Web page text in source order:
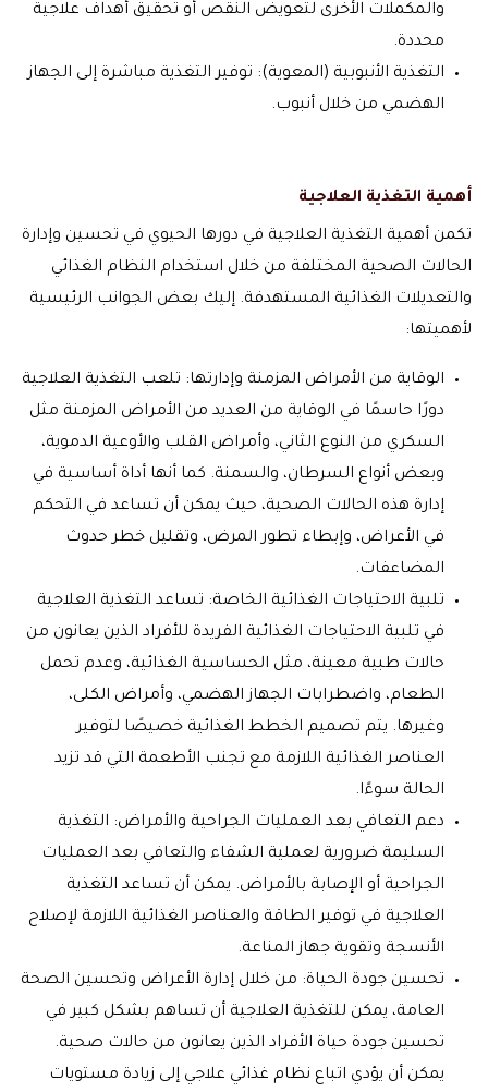
والمكملات الأخرى لتعويض النقص أو تحقيق أهداف علاجية
محددة.
التغذية الأنبوبية (المعوية): توفير التغذية مباشرة إلى الجهاز
الهضمي من خلال أنبوب.
أهمية التغذية العلاجية
تكمن أهمية التغذية العلاجية في دورها الحيوي في تحسين وإدارة
الحالات الصحية المختلفة من خلال استخدام النظام الغذائي
والتعديلات الغذائية المستهدفة. إليك بعض الجوانب الرئيسية
لأهميتها:
الوقاية من الأمراض المزمنة وإدارتها: تلعب التغذية العلاجية
دورًا حاسمًا في الوقاية من العديد من الأمراض المزمنة مثل
السكري من النوع الثاني، وأمراض القلب والأوعية الدموية،
وبعض أنواع السرطان، والسمنة. كما أنها أداة أساسية في
إدارة هذه الحالات الصحية، حيث يمكن أن تساعد في التحكم
في الأعراض، وإبطاء تطور المرض، وتقليل خطر حدوث
المضاعفات.
تلبية الاحتياجات الغذائية الخاصة: تساعد التغذية العلاجية
في تلبية الاحتياجات الغذائية الفريدة للأفراد الذين يعانون من
حالات طبية معينة، مثل الحساسية الغذائية، وعدم تحمل
الطعام، واضطرابات الجهاز الهضمي، وأمراض الكلى،
وغيرها. يتم تصميم الخطط الغذائية خصيصًا لتوفير
العناصر الغذائية اللازمة مع تجنب الأطعمة التي قد تزيد
الحالة سوءًا.
دعم التعافي بعد العمليات الجراحية والأمراض: التغذية
السليمة ضرورية لعملية الشفاء والتعافي بعد العمليات
الجراحية أو الإصابة بالأمراض. يمكن أن تساعد التغذية
العلاجية في توفير الطاقة والعناصر الغذائية اللازمة لإصلاح
الأنسجة وتقوية جهاز المناعة.
تحسين جودة الحياة: من خلال إدارة الأعراض وتحسين الصحة
العامة، يمكن للتغذية العلاجية أن تساهم بشكل كبير في
تحسين جودة حياة الأفراد الذين يعانون من حالات صحية.
يمكن أن يؤدي اتباع نظام غذائي علاجي إلى زيادة مستويات